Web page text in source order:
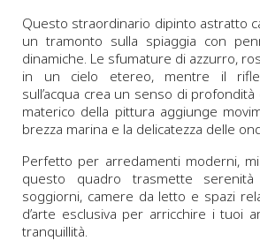
Questo straordinario dipinto astratto
un tramonto sulla spiaggia con
dinamiche. Le sfumature di azzurro,
in un cielo etereo, mentre il
sull’acqua crea un senso di profondità
materico della pittura aggiunge
brezza marina e la delicatezza delle
Perfetto per arredamenti moderni,
questo quadro trasmette
soggiorni, camere da letto e spazi
d’arte esclusiva per arricchire i tuoi
tranquillità.